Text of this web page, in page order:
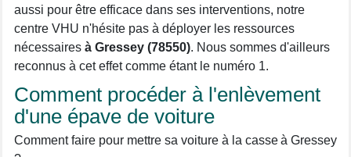
aussi pour être efficace dans ses interventions, notre
centre VHU n'hésite pas à déployer les ressources
nécessaires à Gressey (78550). Nous sommes d'ailleurs
reconnus à cet effet comme étant le numéro 1.
Comment procéder à l'enlèvement
d'une épave de voiture
Comment faire pour mettre sa voiture à la casse à Gressey